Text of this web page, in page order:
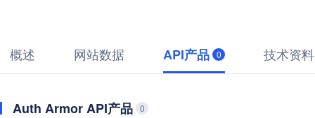
概述 网站数据 API产品 0 技术资料
Auth Armor API产品 0